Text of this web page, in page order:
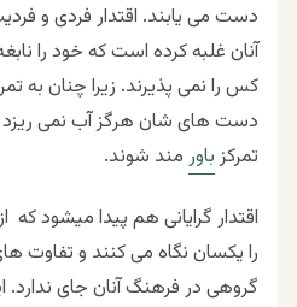
دست می یابند. اقتدار فردی و
آنان غلبه کرده است که خود را
کس را نمی پذیرند. زیرا چنان به
دست های شان هرگز آب نمی ریزد
تمرکز باور مند شوند.
اقتدار گرایانی هم پیدا میشود
را یکسان نگاه می ‌کنند و تفاوت
گروهی در فرهنگ آنان جای ندارد.